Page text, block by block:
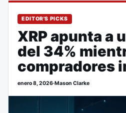
EDITOR'S PICKS
XRP apunta a
del 34%
compradores
enero 8, 2026·Mason Clarke